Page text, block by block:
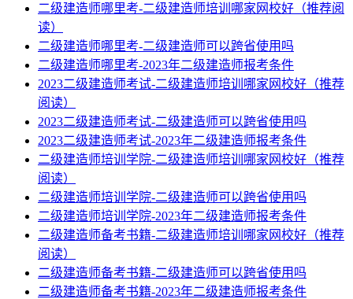
二级建造师哪里考-二级建造师培训哪家网校好（推荐阅
读）
二级建造师哪里考-二级建造师可以跨省使用吗
二级建造师哪里考-2023年二级建造师报考条件
2023二级建造师考试-二级建造师培训哪家网校好（推荐
阅读）
2023二级建造师考试-二级建造师可以跨省使用吗
2023二级建造师考试-2023年二级建造师报考条件
二级建造师培训学院-二级建造师培训哪家网校好（推荐
阅读）
二级建造师培训学院-二级建造师可以跨省使用吗
二级建造师培训学院-2023年二级建造师报考条件
二级建造师备考书籍-二级建造师培训哪家网校好（推荐
阅读）
二级建造师备考书籍-二级建造师可以跨省使用吗
二级建造师备考书籍-2023年二级建造师报考条件